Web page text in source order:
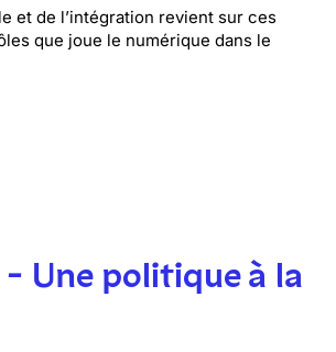
et de l’intégration revient sur ces
que joue le numérique dans le
Une politique à la